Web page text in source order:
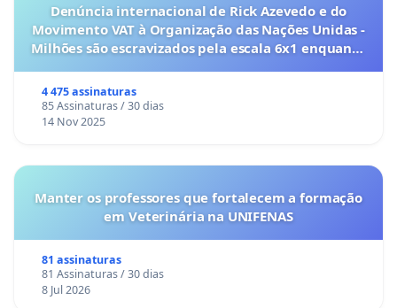
Denúncia internacional de Rick Azevedo e do
Movimento VAT à Organização das Nações Unidas -
Milhões são escravizados pela escala 6x1 enquanto
4 475 assinaturas
85 Assinaturas / 30 dias
14 Nov 2025
Manter os professores que fortalecem a formação
em Veterinária na UNIFENAS
81 assinaturas
81 Assinaturas / 30 dias
8 Jul 2026